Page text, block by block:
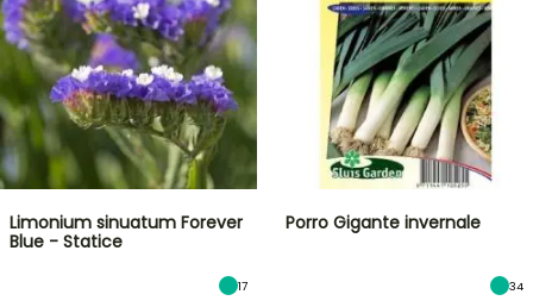
Limonium sinuatum Forever
Blue - Statice
17
Porro Gigante invernale
34